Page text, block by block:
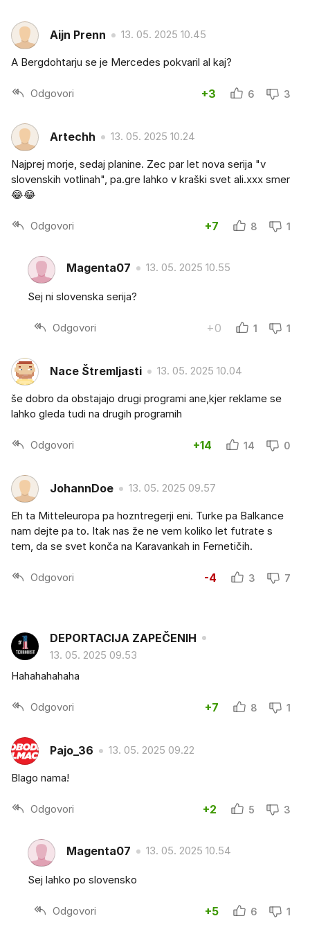
Aijn Prenn 13. 05. 2025 10.45
A Bergdohtarju se je Mercedes pokvaril al kaj?
Odgovori +3 6 3
Artechh 13. 05. 2025 10.24
Najprej morje, sedaj planine. Zec par let nova serija "v
slovenskih votlinah", pa.gre lahko v kraški svet ali.xxx smer
😂😂
Odgovori +7 8 1
Magenta07 13. 05. 2025 10.55
Sej ni slovenska serija?
Odgovori +0 1 1
Nace Štremljasti 13. 05. 2025 10.04
še dobro da obstajajo drugi programi ane,kjer reklame se
lahko gleda tudi na drugih programih
Odgovori +14 14 0
JohannDoe 13. 05. 2025 09.57
Eh ta Mitteleuropa pa hozntregerji eni. Turke pa Balkance
nam dejte pa to. Itak nas že ne vem koliko let futrate s
tem, da se svet konča na Karavankah in Fernetičih.
Odgovori -4 3 7
DEPORTACIJA ZAPEČENIH
13. 05. 2025 09.53
Hahahahahaha
Odgovori +7 8 1
Pajo_36 13. 05. 2025 09.22
Blago nama!
Odgovori +2 5 3
Magenta07 13. 05. 2025 10.54
Sej lahko po slovensko
Odgovori +5 6 1